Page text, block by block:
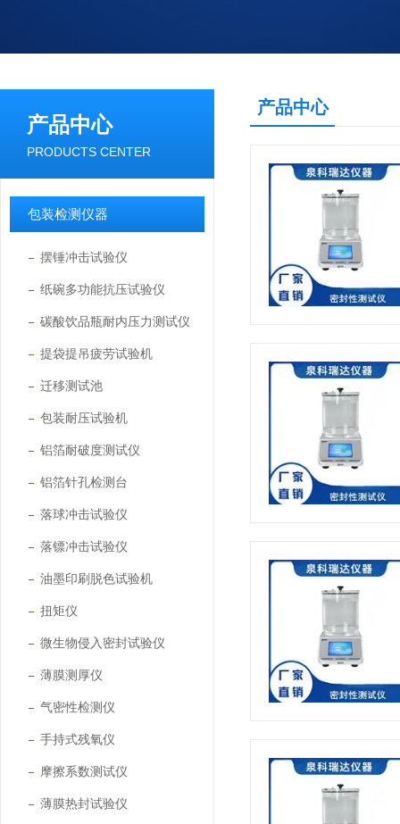
产品中心
PRODUCTS CENTER
包装检测仪器
摆锤冲击试验仪
纸碗多功能抗压试验仪
碳酸饮品瓶耐内压力测试仪
提袋提吊疲劳试验机
迁移测试池
包装耐压试验机
铝箔耐破度测试仪
铝箔针孔检测台
落球冲击试验仪
落镖冲击试验仪
油墨印刷脱色试验机
扭矩仪
微生物侵入密封试验仪
薄膜测厚仪
气密性检测仪
手持式残氧仪
摩擦系数测试仪
薄膜热封试验仪
产品中心